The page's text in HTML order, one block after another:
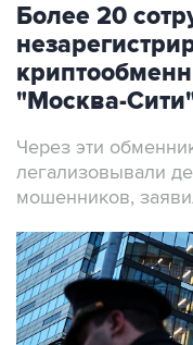
Более 20
"Москва-
Через эти
легализовывали
мошенников,